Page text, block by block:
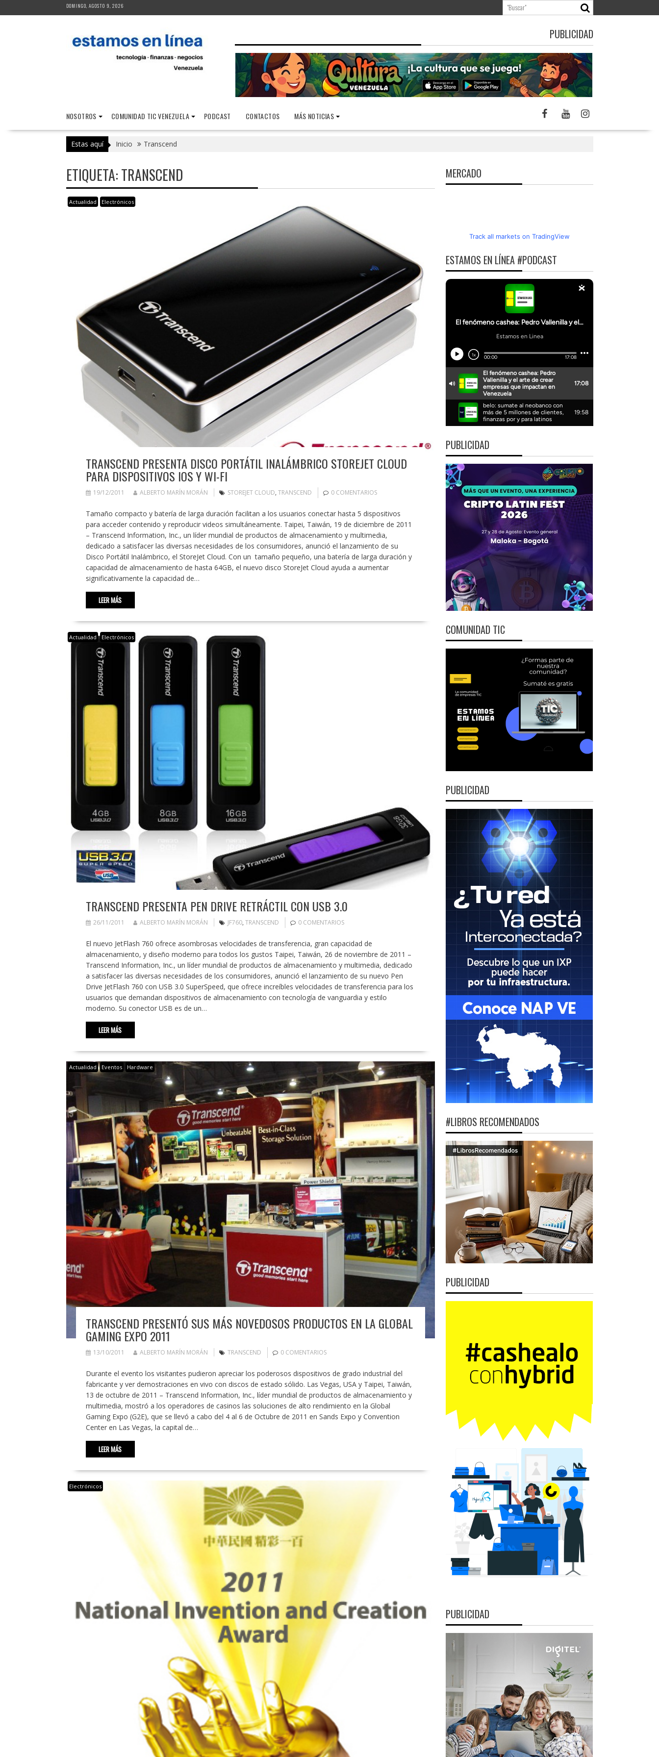
al
DOMINGO, AGOSTO 9, 2026
PUBLICIDAD
NOSOTROS COMUNIDAD TIC VENEZUELA PODCAST CONTACTOS MÁS NOTICIAS
Estas aquí Inicio Transcend
ETIQUETA:TRANSCEND
Actualidad Electrónicos
TRANSCEND PRESENTA DISCO PORTÁTIL INALÁMBRICO STOREJET CLOUD
PARA DISPOSITIVOS IOS Y WI-FI
19/12/2011 ALBERTO MARÍN MORÁN STOREJET CLOUD, TRANSCEND 0 COMENTARIOS
Tamaño compacto y batería de larga duración facilitan a los usuarios conectar hasta 5 dispositivos
para acceder contenido y reproducir videos simultáneamente. Taipei, Taiwán, 19 de diciembre de 2011
– Transcend Information, Inc., un líder mundial de productos de almacenamiento y multimedia,
dedicado a satisfacer las diversas necesidades de los consumidores, anunció el lanzamiento de su
Disco Portátil Inalámbrico, el StoreJet Cloud. Con un tamaño pequeño, una batería de larga duración y
capacidad de almacenamiento de hasta 64GB, el nuevo disco StoreJet Cloud ayuda a aumentar
significativamente la capacidad de…
LEER MÁS
Actualidad Electrónicos
TRANSCEND PRESENTA PEN DRIVE RETRÁCTIL CON USB 3.0
26/11/2011 ALBERTO MARÍN MORÁN JF760, TRANSCEND 0 COMENTARIOS
El nuevo JetFlash 760 ofrece asombrosas velocidades de transferencia, gran capacidad de
almacenamiento, y diseño moderno para todos los gustos Taipei, Taiwán, 26 de noviembre de 2011 –
Transcend Information, Inc., un líder mundial de productos de almacenamiento y multimedia, dedicado
a satisfacer las diversas necesidades de los consumidores, anunció el lanzamiento de su nuevo Pen
Drive JetFlash 760 con USB 3.0 SuperSpeed, que ofrece increíbles velocidades de transferencia para los
usuarios que demandan dispositivos de almacenamiento con tecnología de vanguardia y estilo
moderno. Su conector USB es de un…
LEER MÁS
Actualidad Eventos Hardware
TRANSCEND PRESENTÓ SUS MÁS NOVEDOSOS PRODUCTOS EN LA GLOBAL
GAMING EXPO 2011
13/10/2011 ALBERTO MARÍN MORÁN TRANSCEND 0 COMENTARIOS
Durante el evento los visitantes pudieron apreciar los poderosos dispositivos de grado industrial del
fabricante y ver demostraciones en vivo con discos de estado sólido. Las Vegas, USA y Taipei, Taiwán,
13 de octubre de 2011 – Transcend Information, Inc., líder mundial de productos de almacenamiento y
multimedia, mostró a los operadores de casinos las soluciones de alto rendimiento en la Global
Gaming Expo (G2E), que se llevó a cabo del 4 al 6 de Octubre de 2011 en Sands Expo y Convention
Center en Las Vegas, la capital de…
LEER MÁS
Electrónicos
MERCADO
Track all markets on TradingView
ESTAMOS EN LÍNEA #PODCAST
PUBLICIDAD
COMUNIDAD TIC
PUBLICIDAD
#LIBROS RECOMENDADOS
PUBLICIDAD
PUBLICIDAD